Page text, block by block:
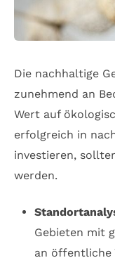
Die nachhaltige
zunehmend an
Wert auf
erfolgreich in
investieren,
werden.
Gebieten mit
an öffentliche